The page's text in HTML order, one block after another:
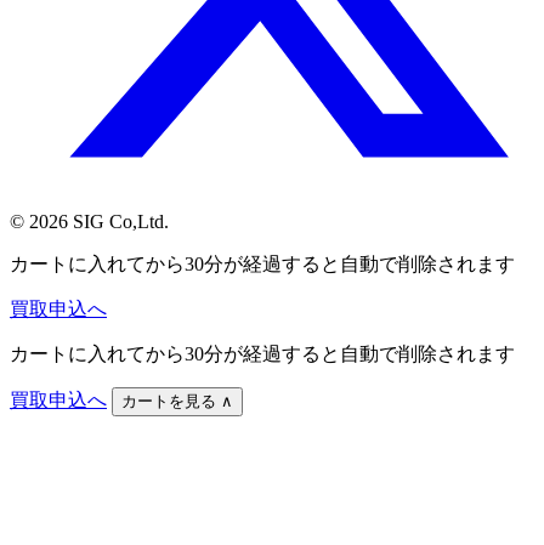
© 2026 SIG Co,Ltd.
カートに入れてから30分が経過すると自動で削除されます
買取申込へ
カートに入れてから30分が経過すると自動で削除されます
買取申込へ カートを見る ∧